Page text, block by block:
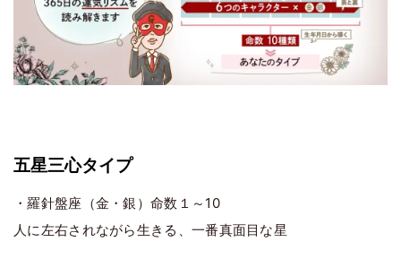
五星三心タイプ
・羅針盤座（金・銀）命数１～10
人に左右されながら生きる、一番真面目な星